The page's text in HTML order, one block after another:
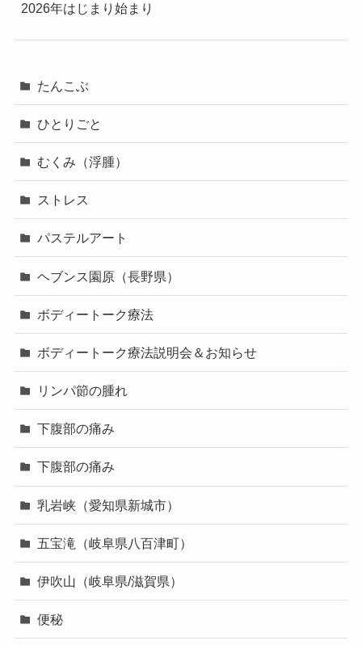
2026年はじまり始まり
たんこぶ
ひとりごと
むくみ（浮腫）
ストレス
パステルアート
ヘブンス園原（長野県）
ボディートーク療法
ボディートーク療法説明会＆お知らせ
リンパ節の腫れ
下腹部の痛み
下腹部の痛み
乳岩峡（愛知県新城市）
五宝滝（岐阜県八百津町）
伊吹山（岐阜県/滋賀県）
便秘